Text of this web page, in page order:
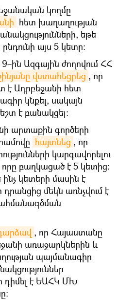
կողմը
հետ խաղաղության
եթե
այս 5 կետը։
Ազգային ժողովում ՀՀ
վստահեցրեց , որ
Ադրբեջանի հետ
կնքել, սակայն
է բանակցել։
արտաքին գործերի
հայտնեց , որ
կարգավորելու
բաղկացած է 5 կետից։
կետերի մասին է
մեկն առնչվում է
, որ Հայաստանը
առաջարկներին և
պայմանագիր
դիմել է ԵԱՀԿ ՄԽ